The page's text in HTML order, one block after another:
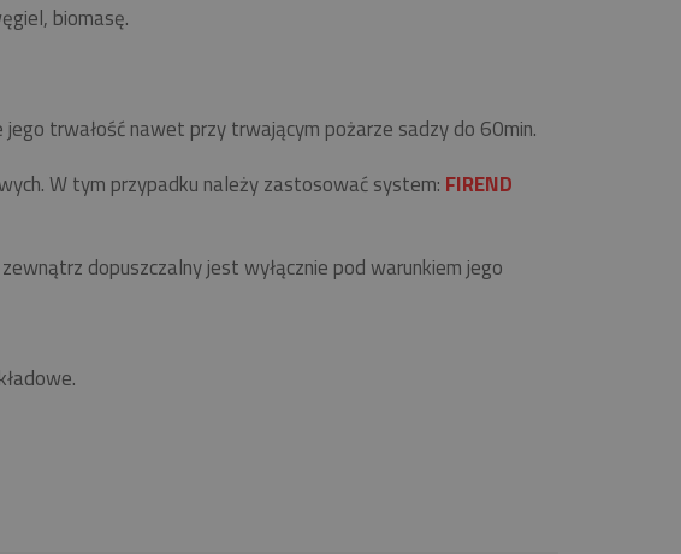
biomasę.
trwałość nawet przy trwającym pożarze sadzy do 60min.
W tym przypadku należy zastosować system: FIREND
dopuszczalny jest wyłącznie pod warunkiem jego